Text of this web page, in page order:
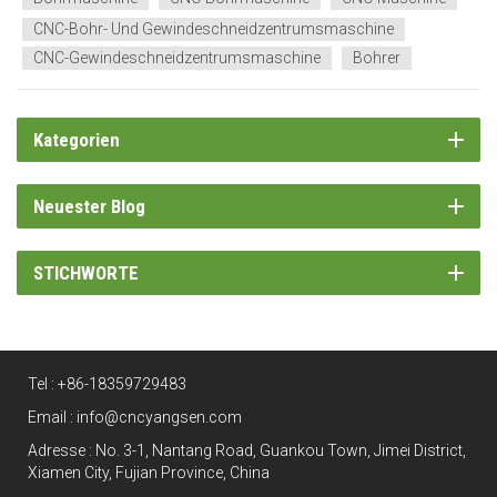
CNC-Bohr- Und Gewindeschneidzentrumsmaschine
CNC-Gewindeschneidzentrumsmaschine
Bohrer
Kategorien
Neuester Blog
STICHWORTE
Tel : +86-18359729483
Email : info@cncyangsen.com
Adresse : No. 3-1, Nantang Road, Guankou Town, Jimei District,
Xiamen City, Fujian Province, China